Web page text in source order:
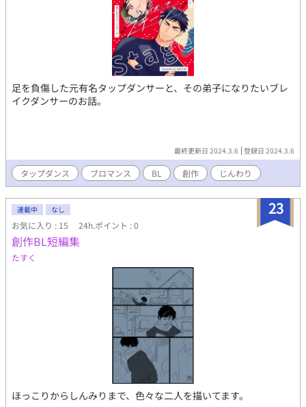
足を負傷した元有名タップダンサーと、その弟子になりたいブレ
イクダンサーのお話。
最終更新日 2024.3.6 登録日 2024.3.6
タップダンス ブロマンス BL 創作 じんわり
23
連載中 なし
お気に入り : 15 24h.ポイント : 0
創作BL短編集
たすく
ほっこりからしんみりまで、色々な二人を描いてます。